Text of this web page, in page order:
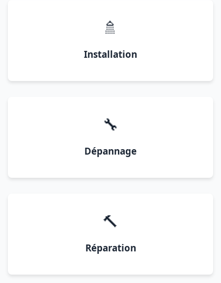
🚿
Installation
🔧
Dépannage
🔨
Réparation